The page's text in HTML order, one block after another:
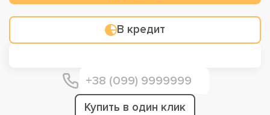
В кредит
Купить в один клик